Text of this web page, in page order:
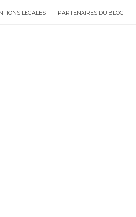
LEGALES PARTENAIRES DU BLOG